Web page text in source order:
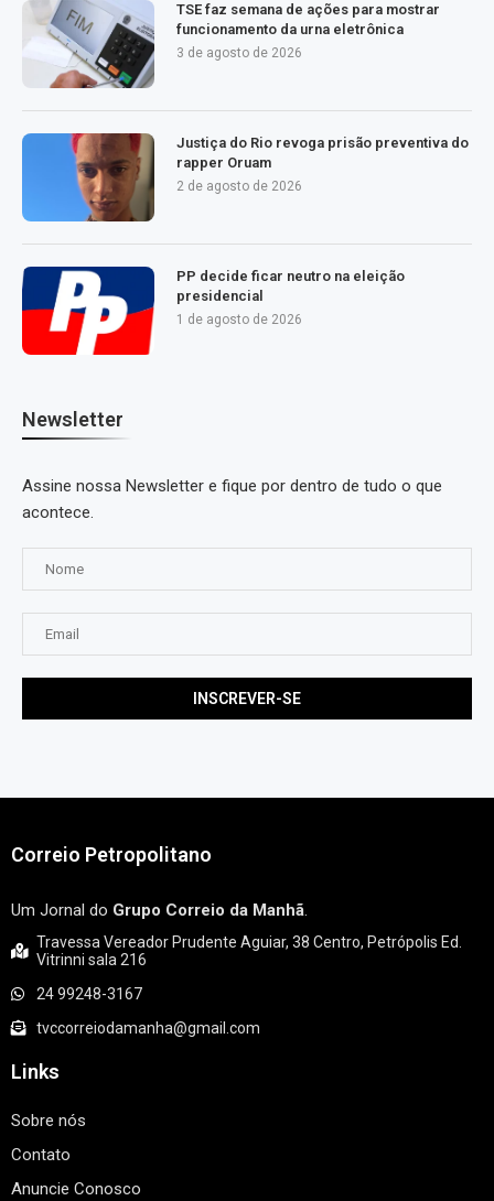
TSE faz semana de ações para mostrar
funcionamento da urna eletrônica
3 de agosto de 2026
Justiça do Rio revoga prisão preventiva do
rapper Oruam
2 de agosto de 2026
PP decide ficar neutro na eleição
presidencial
1 de agosto de 2026
Newsletter
Assine nossa Newsletter e fique por dentro de tudo o que
acontece.
Correio Petropolitano
Um Jornal do Grupo Correio da Manhã.
Travessa Vereador Prudente Aguiar, 38 Centro, Petrópolis Ed.
Vitrinni sala 216
24 99248-3167
tvccorreiodamanha@gmail.com
Links
Sobre nós
Contato
Anuncie Conosco